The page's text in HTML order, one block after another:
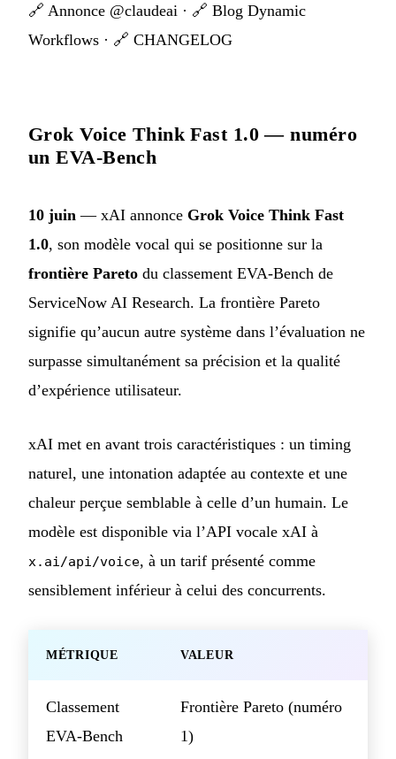
🔗 Annonce @claudeai · 🔗 Blog Dynamic
Workflows · 🔗 CHANGELOG
Grok Voice Think Fast 1.0 — numéro
un EVA-Bench
10 juin — xAI annonce Grok Voice Think Fast
1.0, son modèle vocal qui se positionne sur la
frontière Pareto du classement EVA-Bench de
ServiceNow AI Research. La frontière Pareto
signifie qu’aucun autre système dans l’évaluation ne
surpasse simultanément sa précision et la qualité
d’expérience utilisateur.
xAI met en avant trois caractéristiques : un timing
naturel, une intonation adaptée au contexte et une
chaleur perçue semblable à celle d’un humain. Le
modèle est disponible via l’API vocale xAI à
x.ai/api/voice, à un tarif présenté comme
sensiblement inférieur à celui des concurrents.
MÉTRIQUE VALEUR
Classement
EVA-Bench
Frontière Pareto (numéro
1)